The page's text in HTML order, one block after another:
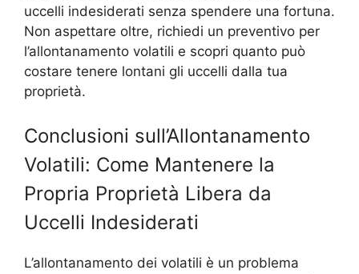
uccelli indesiderati senza spendere una fortuna.
Non aspettare oltre, richiedi un preventivo per
l’allontanamento volatili e scopri quanto può
costare tenere lontani gli uccelli dalla tua
proprietà.
Conclusioni sull’Allontanamento
Volatili: Come Mantenere la
Propria Proprietà Libera da
Uccelli Indesiderati
L’allontanamento dei volatili è un problema